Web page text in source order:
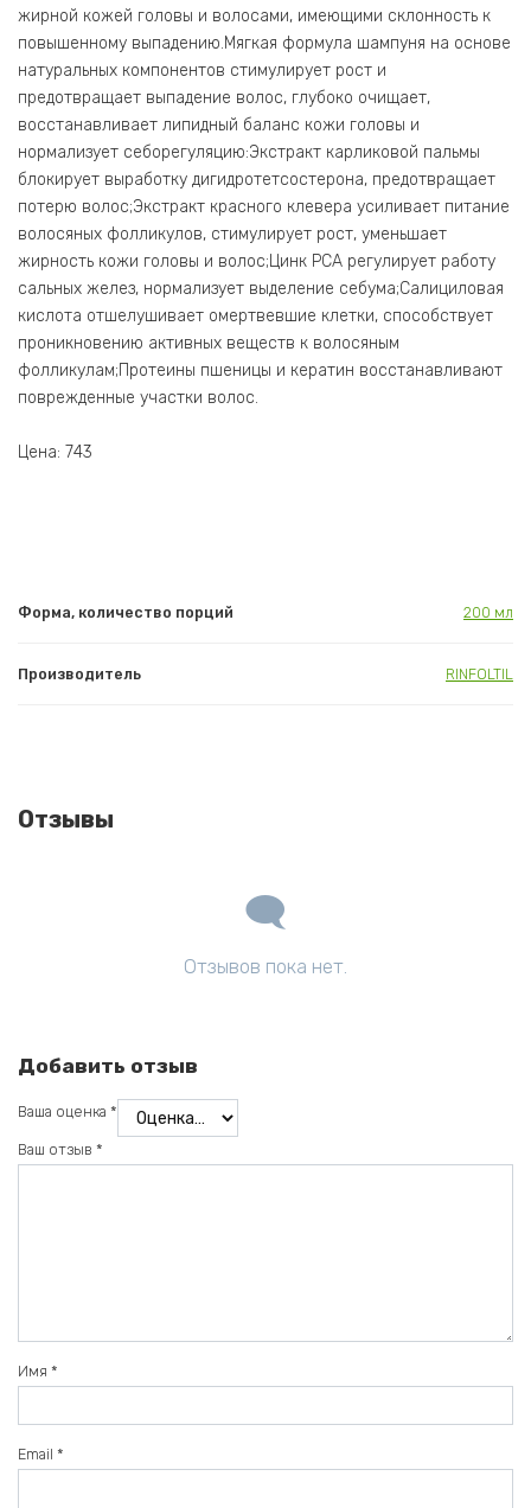
жирной кожей головы и волосами, имеющими склонность к
повышенному выпадению.Мягкая формула шампуня на основе
натуральных компонентов стимулирует рост и
предотвращает выпадение волос, глубоко очищает,
восстанавливает липидный баланс кожи головы и
нормализует себорегуляцию:Экстракт карликовой пальмы
блокирует выработку дигидротетсостерона, предотвращает
потерю волос;Экстракт красного клевера усиливает питание
волосяных фолликулов, стимулирует рост, уменьшает
жирность кожи головы и волос;Цинк РСА регулирует работу
сальных желез, нормализует выделение себума;Салициловая
кислота отшелушивает омертвевшие клетки, способствует
проникновению активных веществ к волосяным
фолликулам;Протеины пшеницы и кератин восстанавливают
поврежденные участки волос.
Цена: 743
Форма, количество порций 200 мл
Производитель RINFOLTIL
Отзывы
Отзывов пока нет.
Добавить отзыв
Ваша оценка *
Ваш отзыв *
Имя *
Email *